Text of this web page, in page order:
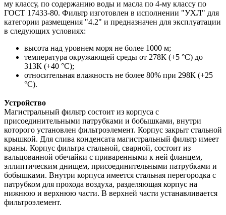
му классу, по содержанию воды и масла по 4-му классу по
ГОСТ 17433-80. Фильтр изготовлен в исполнении "УХЛ" для
категории размещения "4.2" и предназначен для эксплуатации
в следующих условиях:
высота над уровнем моря не более 1000 м;
температура окружающей среды от 278К (+5 °С) до
313К (+40 °С);
относительная влажность не более 80% при 298К (+25
°С).
Устройство
Магистральный фильтр состоит из корпуса с
присоединительными патрубками и бобышками, внутри
которого установлен фильтроэлемент. Корпус закрыт стальной
крышкой. Для слива конденсата магистральный фильтр имеет
краны. Корпус фильтра стальной, сварной, состоит из
вальцованной обечайки с приваренными к ней фланцем,
эллиптическим днищем, присоединительными патрубками и
бобышками. Внутри корпуса имеется стальная перегородка с
патрубком для прохода воздуха, разделяющая корпус на
нижнюю и верхнюю части. В верхней части устанавливается
фильтроэлемент.